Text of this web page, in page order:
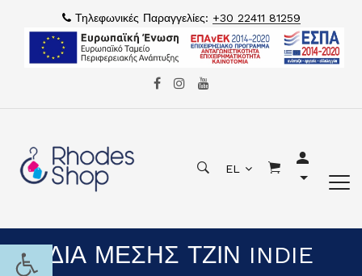
Τηλεφωνικές Παραγγελίες: +30 22411 81259
EL
ΠΟΔΙΑ ΜΕΣΗΣ ΤΖΙΝ INDIE